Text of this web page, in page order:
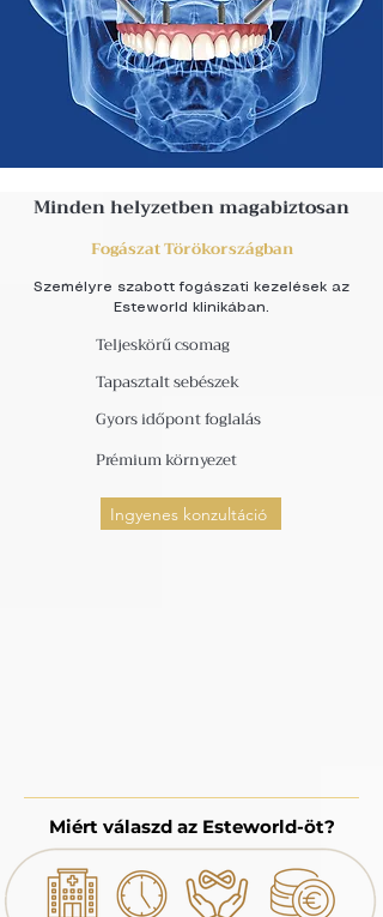
Minden helyzetben magabiztosan
Fogászat Törökországban
Személyre szabott fogászati kezelések az
Esteworld klinikában.
Teljeskörű csomag
Tapasztalt sebészek
Gyors időpont foglalás
Prémium környezet
Ingyenes konzultáció
Miért válaszd az Esteworld-öt?